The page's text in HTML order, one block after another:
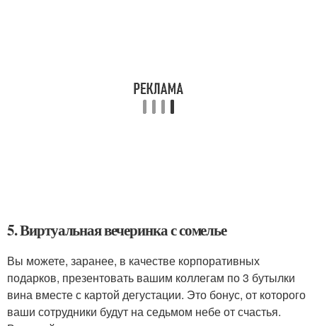
5. Виртуальная вечеринка с сомелье
Вы можете, заранее, в качестве корпоративных
подарков, презентовать вашим коллегам по 3 бутылки
вина вместе с картой дегустации. Это бонус, от которого
ваши сотрудники будут на седьмом небе от счастья.